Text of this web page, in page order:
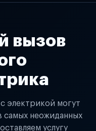
вызов
электрикой могут
самых неожиданных
услугу